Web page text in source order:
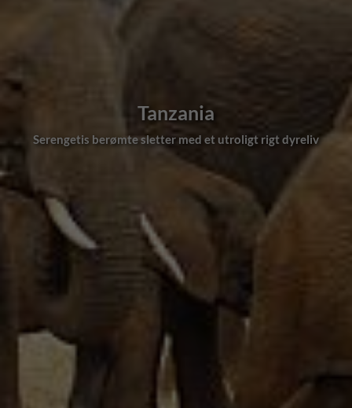
Tanzania
Serengetis berømte sletter med et utroligt rigt dyreliv